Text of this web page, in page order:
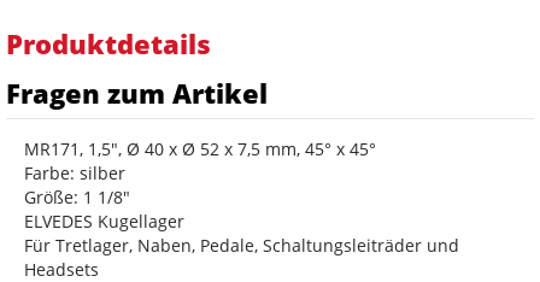
Produktdetails
Fragen zum Artikel
MR171, 1,5", Ø 40 x Ø 52 x 7,5 mm, 45° x 45°
Farbe: silber
Größe: 1 1/8"
ELVEDES Kugellager
Für Tretlager, Naben, Pedale, Schaltungsleiträder und
Headsets